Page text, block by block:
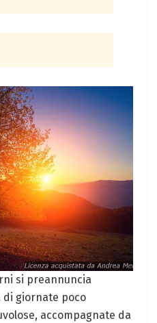
si preannuncia
giornate poco
accompagnate da